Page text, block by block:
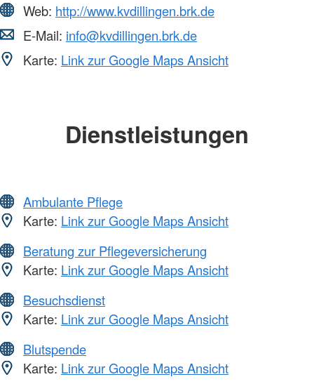
Web: http://www.kvdillingen.brk.de
E-Mail: info@kvdillingen.brk.de
Karte: Link zur Google Maps Ansicht
Dienstleistungen
Ambulante Pflege
Karte: Link zur Google Maps Ansicht
Beratung zur Pflegeversicherung
Karte: Link zur Google Maps Ansicht
Besuchsdienst
Karte: Link zur Google Maps Ansicht
Blutspende
Karte: Link zur Google Maps Ansicht